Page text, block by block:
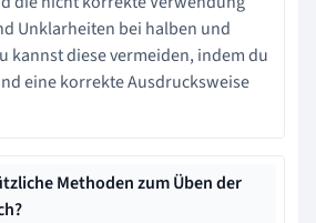
Unklarheiten bei halben und
kannst diese vermeiden, indem du
eine korrekte Ausdrucksweise
Methoden zum Üben der